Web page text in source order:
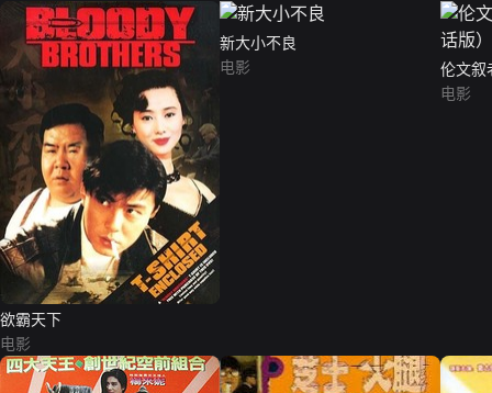
欲霸天下
电影
新大小不良
电影
伦文叙
电影